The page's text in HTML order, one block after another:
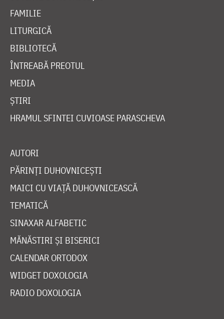
FAMILIE
LITURGICĂ
BIBLIOTECĂ
ÎNTREABĂ PREOTUL
MEDIA
ȘTIRI
HRAMUL SFINTEI CUVIOASE PARASCHEVA
AUTORI
PĂRINȚI DUHOVNICEȘTI
MAICI CU VIAȚĂ DUHOVNICEASCĂ
TEMATICĂ
SINAXAR ALFABETIC
MĂNĂSTIRI ȘI BISERICI
CALENDAR ORTODOX
WIDGET DOXOLOGIA
RADIO DOXOLOGIA